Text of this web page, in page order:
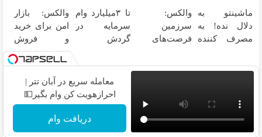
طلا با اقساط
بی‌بهره
روش لاغری
معرفی شد
ماشینتو به
دلال نده! به
مصرف کننده
پاسخ به یک
والکس:
سرزمین
فرصت‌های
دیجیتال شما
تا ۳میلیارد وام
سرمایه در
گردش
فروشگاهت رو
ثبت کن
والکس: بازار
امن برای خرید
و فروش
دارایی‌های
دیجیتال
معامله سریع در آبان تتر |
احرازهویت کن وام بگیر💵
دریافت وام